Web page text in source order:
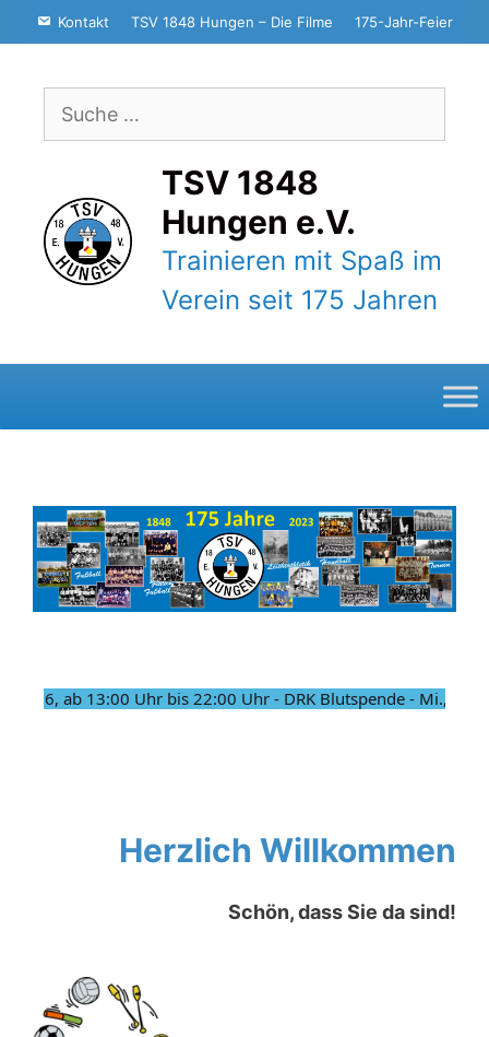
Zum
Kontakt TSV 1848 Hungen – Die Filme 175-Jahr-Feier
Suche
nach:
TSV 1848
Hungen e.V.
Trainieren mit Spaß im
Verein seit 175 Jahren
ab 13:00 Uhr bis 22:00 Uhr - DRK Blutspende - Mi.,
Herzlich Willkommen
Schön, dass Sie da sind!